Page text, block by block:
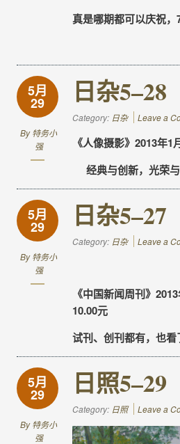
真是哪期都可以庆祝，
5月
29
By特务小
强
日杂5–28
Category: 日杂 Leave a
《人像摄影》2013年
经典与创新，光荣与
5月
29
By特务小
强
日杂5–27
Category: 日杂 Leave a
《中国新闻周刊》
10.00元
试刊、创刊都有，也看
5月
29
By特务小
强
日照5–29
Category: 日照 Leave a